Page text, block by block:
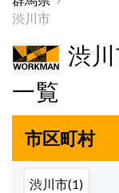
渋川市
渋
一覧
市区町村
渋川市(1)